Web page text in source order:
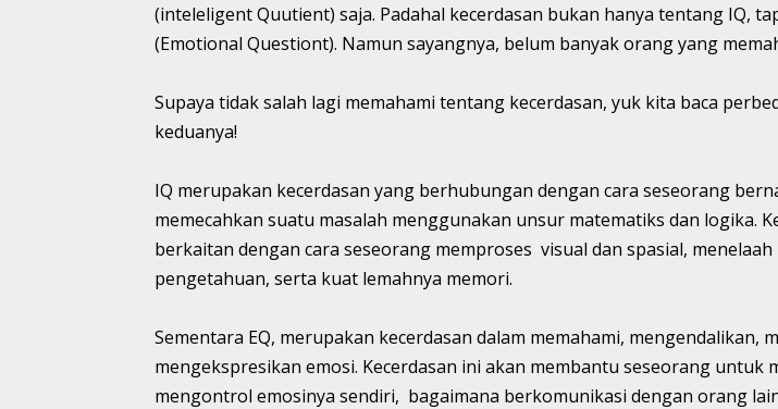
(inteleligent Quutient) saja. Padahal kecerdasan bukan hanya tentang IQ,
(Emotional Questiont). Namun sayangnya, belum banyak orang yang
Supaya tidak salah lagi memahami tentang kecerdasan, yuk kita baca
keduanya!
IQ merupakan kecerdasan yang berhubungan dengan cara seseorang
memecahkan suatu masalah menggunakan unsur matematiks dan logika.
berkaitan dengan cara seseorang memproses visual dan spasial,
pengetahuan, serta kuat lemahnya memori.
Sementara EQ, merupakan kecerdasan dalam memahami, mengendalikan,
mengekspresikan emosi. Kecerdasan ini akan membantu seseorang untuk
mengontrol emosinya sendiri, bagaimana berkomunikasi dengan orang